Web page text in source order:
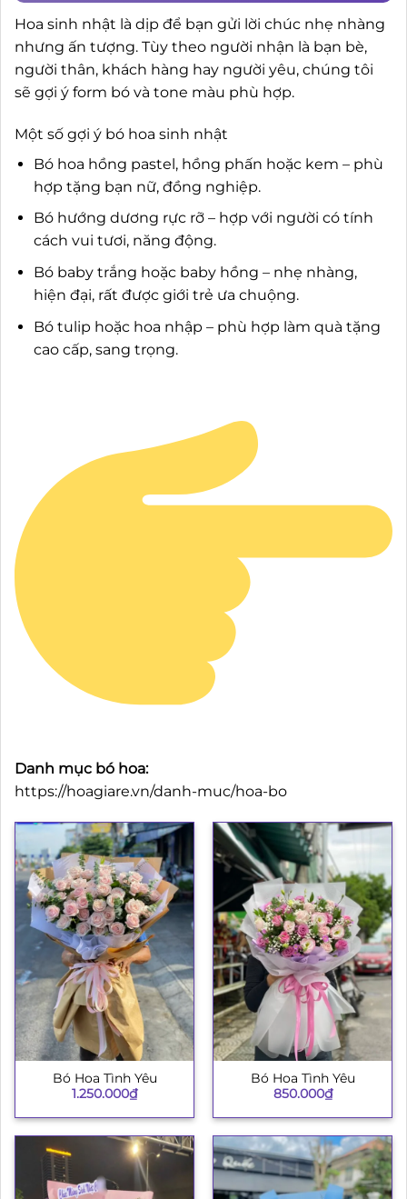
Hoa sinh nhật là dịp để bạn gửi lời chúc nhẹ nhàng
nhưng ấn tượng. Tùy theo người nhận là bạn bè,
người thân, khách hàng hay người yêu, chúng tôi
sẽ gợi ý form bó và tone màu phù hợp.
Một số gợi ý bó hoa sinh nhật
Bó hoa hồng pastel, hồng phấn hoặc kem – phù
hợp tặng bạn nữ, đồng nghiệp.
Bó hướng dương rực rỡ – hợp với người có tính
cách vui tươi, năng động.
Bó baby trắng hoặc baby hồng – nhẹ nhàng,
hiện đại, rất được giới trẻ ưa chuộng.
Bó tulip hoặc hoa nhập – phù hợp làm quà tặng
cao cấp, sang trọng.
Danh mục bó hoa:
https://hoagiare.vn/danh-muc/hoa-bo
Bó Hoa Tình Yêu
1.250.000₫
Bó Hoa Tình Yêu
850.000₫